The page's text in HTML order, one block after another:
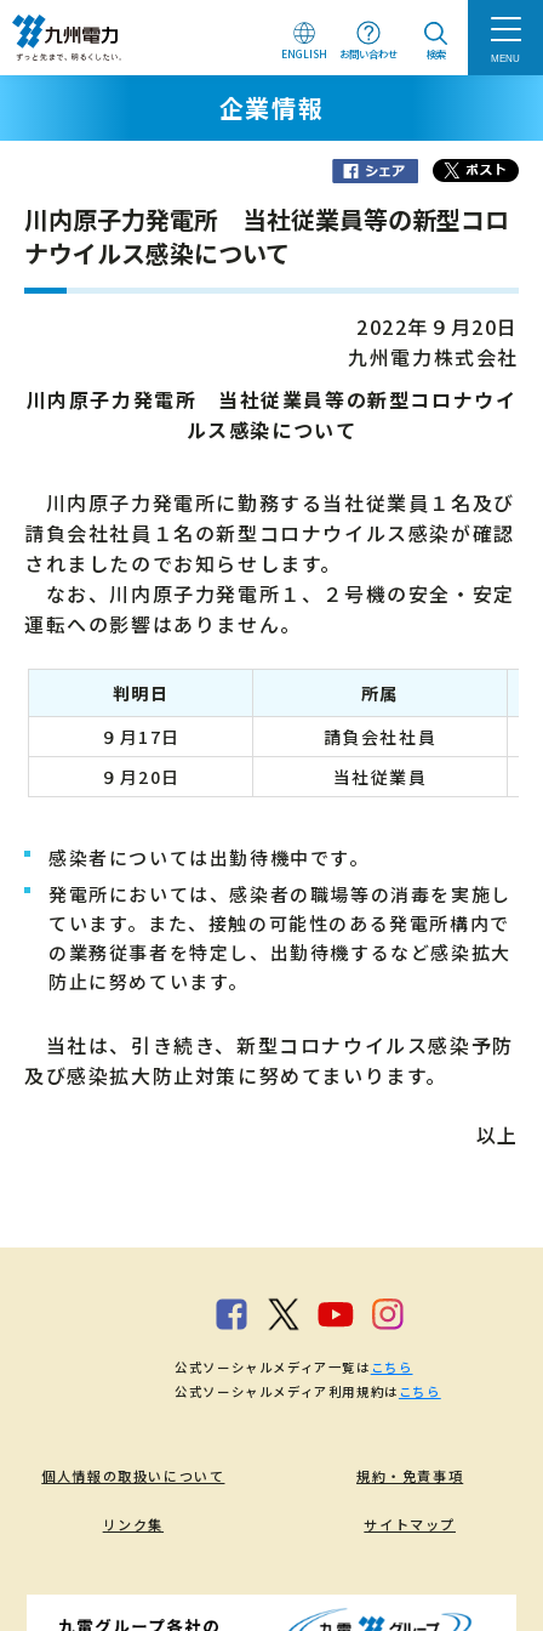
ENGLISH お問い合わせ 検索 MENU
企業情報
川内原子力発電所 当社従業員等の新型コロ
ナウイルス感染について
2022年９月20日
九州電力株式会社
川内原子力発電所 当社従業員等の新型コロナウイ
ルス感染について
川内原子力発電所に勤務する当社従業員１名及び
請負会社社員１名の新型コロナウイルス感染が確認
されましたのでお知らせします。
なお、川内原子力発電所１、２号機の安全・安定
運転への影響はありません。
判明日
所属
９月17日
請負会社社員
９月20日
当社従業員
感染者については出勤待機中です。
発電所においては、感染者の職場等の消毒を実施し
ています。また、接触の可能性のある発電所構内で
の業務従事者を特定し、出勤待機するなど感染拡大
防止に努めています。
当社は、引き続き、新型コロナウイルス感染予防
及び感染拡大防止対策に努めてまいります。
以上
個人情報の取扱いについて 規約・免責事項
リンク集 サイトマップ
公式ソーシャルメディア一覧は こちら
公式ソーシャルメディア利用規約は こちら